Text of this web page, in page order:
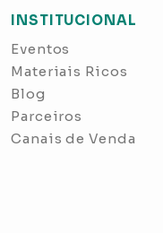
INSTITUCIONAL
Eventos
Materiais Ricos
Blog
Parceiros
Canais de Venda